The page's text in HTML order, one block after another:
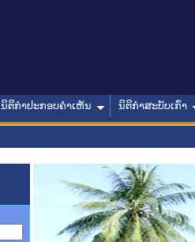
ນິຕິກໍາປະກອບຄໍາເຫັນ ນິຕິກໍາສະບັບເກົ່າ